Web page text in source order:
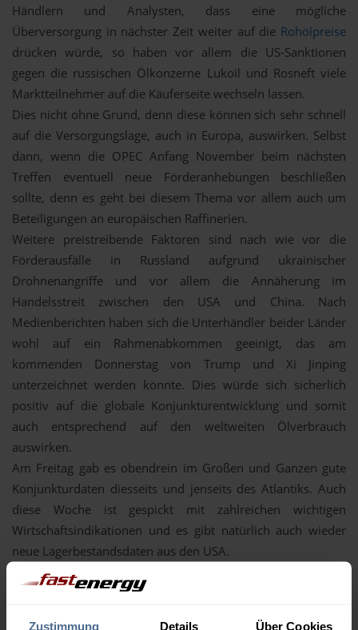
Zustimmung Details Über Cookies
Händlern und Analysten, dass eine mögliche
Überversorgung in nächster Zeit weiter auf die Rohölpreise
drücken würde, so haben vor allem die US-Sanktionen
gegen die russischen Ölkonzerne Lukoil und Rosneft viele
Marktteilnehmer auf die Käuferseite wechseln lassen.
Dies nicht ohne Grund, denn diese können sich sehr schnell
auf die Versorgungslage, auch in Europa, auswirken. Selbst
dann, wenn die OPEC Anfang November beim nächsten
Treffen eventuell neue Förderanhebungen beschließen
sollte, denn es geht bei diesem Thema vor allem auch um
Beteiligungen an europäischen Raffinerien.
Weitere preistreibende Faktoren sind nach wie vor die
Förderausfälle in Russland aufgrund ukrainischer
Drohnenangriffe und vor allem die Annäherung im
Handelsstreit zwischen den USA und China. Nach
Medienberichten haben sich die Unterhändler beider Länder
wohl auf ein Rahmenabkommen geeinigt, das am
kommenden Donnerstag von Trump und Xi Jinping
unterzeichnet werden könnte. Dies würde sich sicherlich
positiv auf die globale Konjunkturentwicklung und somit
auch entsprechend auf den weltweiten Ölverbrauch
auswirken.
Am Freitag gab es obendrein im Großen und Ganzen gute
Konjunkturdaten diesseits und jenseits des Atlantiks. Auch
diese Woche ist gespickt mit zahlreichen wichtigen
Wirtschaftsindikationen und es gibt natürlich auch wieder
neue Lagerbestandsdaten aus den USA.
Am Devisenmarkt werden die Blicke auf die Sitzung der US-
Verbraucherpreise sind per September nicht ganz so stark